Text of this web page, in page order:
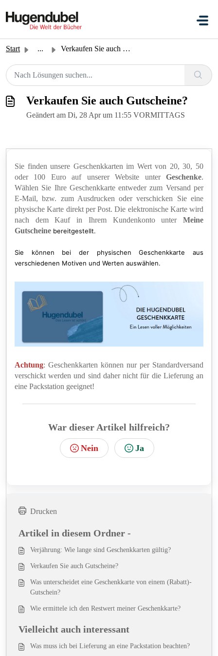
Start ... Verkaufen Sie auch Gutscheine?
Verkaufen Sie auch Gutscheine?
Geändert am Di, 28 Apr um 11:55 VORMITTAGS
Sie finden unsere Geschenkkarten im Wert von 20, 30, 50
oder 100 Euro auf unserer Website unter Geschenke.
Wählen Sie Ihre Geschenkkarte entweder zum Versand per
E-Mail, bzw. zum Ausdrucken oder verschicken Sie eine
physische Karte direkt per Post. Die elektronische Karte wird
nach dem Kauf in Ihrem Kundenkonto unter Meine
Gutscheine bereitgestellt.
Sie können bei der physischen Geschenkkarte aus
verschiedenen Motiven und Werten auswählen.
Achtung: Geschenkkarten können nur per Standardversand
verschickt werden und sind daher nicht für die Lieferung an
eine Packstation geeignet!
War dieser Artikel hilfreich?
Nein Ja
Drucken
Artikel in diesem Ordner -
Verjährung: Wie lange sind Geschenkkarten gültig?
Verkaufen Sie auch Gutscheine?
Was unterscheidet eine Geschenkkarte von einem (Rabatt)-
Gutschein?
Wie ermittele ich den Restwert meiner Geschenkkarte?
Vielleicht auch interessant
Was muss ich bei Lieferung an eine Packstation beachten?